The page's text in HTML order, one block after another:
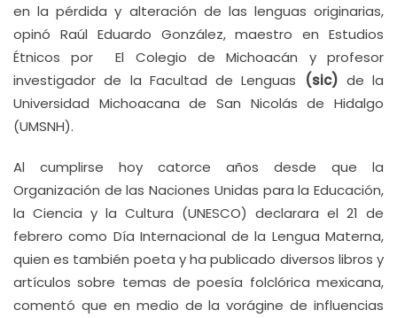
en la pérdida y alteración de las lenguas originarias,
opinó Raúl Eduardo González, maestro en Estudios
Étnicos por El Colegio de Michoacán y profesor
investigador de la Facultad de Lenguas
(sic) de la
Universidad Michoacana de San Nicolás de Hidalgo
(UMSNH).
Al cumplirse hoy catorce años desde que la
Organización de las Naciones Unidas para la Educación,
la Ciencia y la Cultura (UNESCO) declarara el 21 de
febrero como Día Internacional de la Lengua Materna,
quien es también poeta y ha publicado diversos libros y
artículos sobre temas de poesía folclórica mexicana,
comentó que en medio de la vorágine de influencias